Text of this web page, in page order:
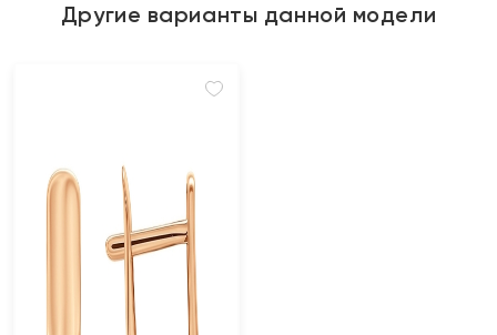
Другие варианты данной модели